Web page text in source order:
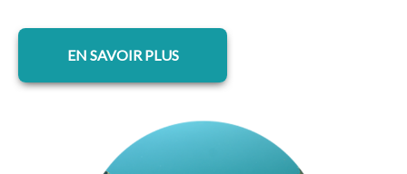
EN SAVOIR PLUS
s’ouvre dans un nouvel onglet